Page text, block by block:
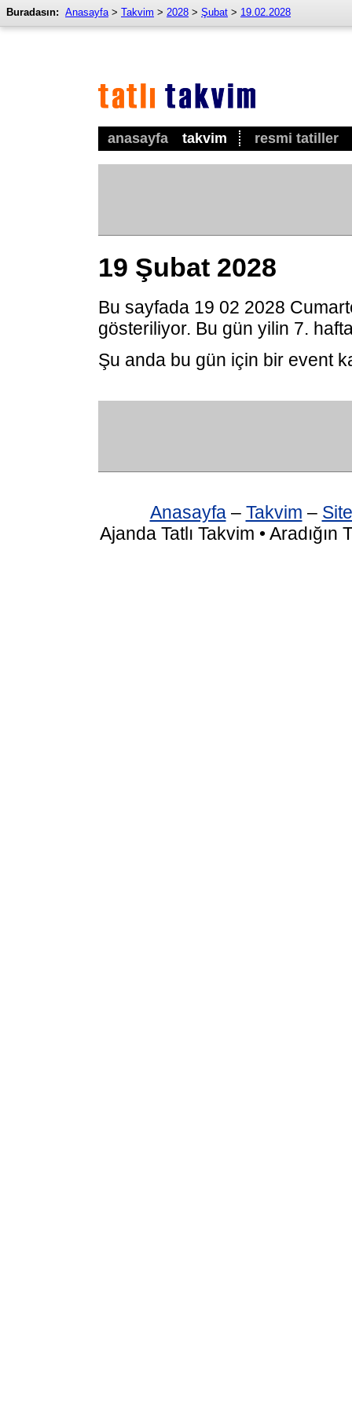
anasayfa takvim resmi tatiller
Buradasın: Anasayfa> Takvim > 2028 > Şubat > 19.02.2028
19 Şubat 2028
Bu sayfada 19 02 2028
gösteriliyor. Bu gün yilin 7.
Şu anda bu gün için bir event
Anasayfa– Takvim –
Ajanda Tatlı Takvim •